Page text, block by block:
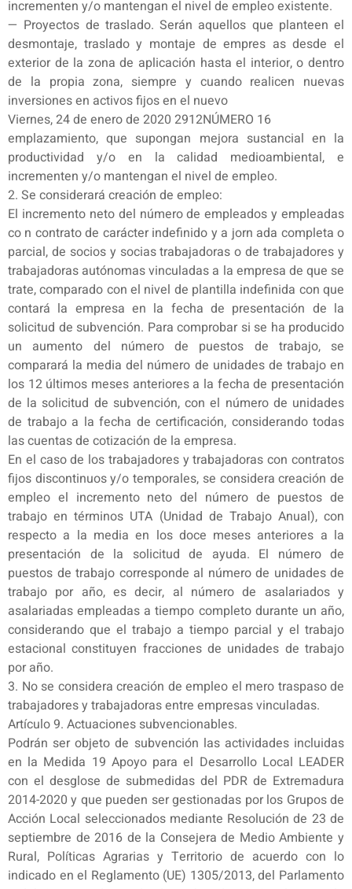
incrementen y/o mantengan el nivel de empleo existente.
— Proyectos de traslado. Serán aquellos que planteen el
desmontaje, traslado y montaje de empres as desde el
exterior de la zona de aplicación hasta el interior, o dentro
de la propia zona, siempre y cuando realicen nuevas
inversiones en activos fijos en el nuevo
Viernes, 24 de enero de 2020 2912NÚMERO 16
emplazamiento, que supongan mejora sustancial en la
productividad y/o en la calidad medioambiental, e
incrementen y/o mantengan el nivel de empleo.
2. Se considerará creación de empleo:
El incremento neto del número de empleados y empleadas
co n contrato de carácter indefinido y a jorn ada completa o
parcial, de socios y socias trabajadoras o de trabajadores y
trabajadoras autónomas vinculadas a la empresa de que se
trate, comparado con el nivel de plantilla indefinida con que
contará la empresa en la fecha de presentación de la
solicitud de subvención. Para comprobar si se ha producido
un aumento del número de puestos de trabajo, se
comparará la media del número de unidades de trabajo en
los 12 últimos meses anteriores a la fecha de presentación
de la solicitud de subvención, con el número de unidades
de trabajo a la fecha de certificación, considerando todas
las cuentas de cotización de la empresa.
En el caso de los trabajadores y trabajadoras con contratos
fijos discontinuos y/o temporales, se considera creación de
empleo el incremento neto del número de puestos de
trabajo en términos UTA (Unidad de Trabajo Anual), con
respecto a la media en los doce meses anteriores a la
presentación de la solicitud de ayuda. El número de
puestos de trabajo corresponde al número de unidades de
trabajo por año, es decir, al número de asalariados y
asalariadas empleadas a tiempo completo durante un año,
considerando que el trabajo a tiempo parcial y el trabajo
estacional constituyen fracciones de unidades de trabajo
por año.
3. No se considera creación de empleo el mero traspaso de
trabajadores y trabajadoras entre empresas vinculadas.
Artículo 9. Actuaciones subvencionables.
Podrán ser objeto de subvención las actividades incluidas
en la Medida 19 Apoyo para el Desarrollo Local LEADER
con el desglose de submedidas del PDR de Extremadura
2014-2020 y que pueden ser gestionadas por los Grupos de
Acción Local seleccionados mediante Resolución de 23 de
septiembre de 2016 de la Consejera de Medio Ambiente y
Rural, Políticas Agrarias y Territorio de acuerdo con lo
indicado en el Reglamento (UE) 1305/2013, del Parlamento